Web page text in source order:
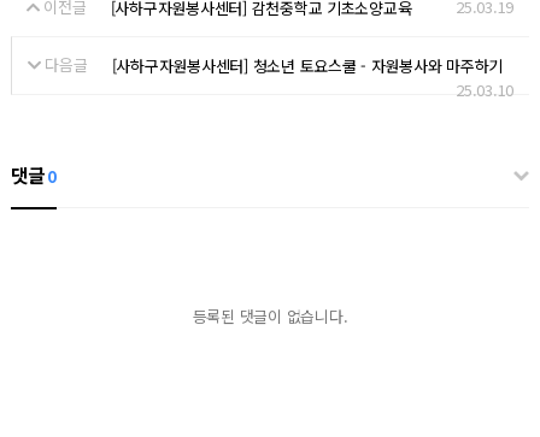
이전글 [사하구자원봉사센터] 감천중학교 기초소양교육 25.03.19
다음글
[사하구자원봉사센터] 청소년 토요스쿨 - 자원봉사와 마주하기
25.03.10
댓글0
등록된 댓글이 없습니다.